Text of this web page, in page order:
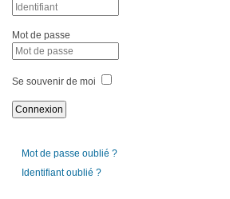
Mot de passe
Se souvenir de moi
Mot de passe oublié ?
Identifiant oublié ?